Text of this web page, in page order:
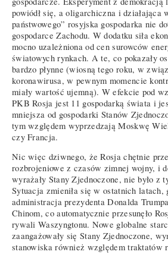
powiódł się, a oligarchiczna i działająca
państwowego” rosyjska gospodarka nie
gospodarce Zachodu. W dodatku siła
mocno uzależniona od cen surowców
światowych rynkach. A te, co pokazały
bardzo płynne (wiosną tego roku, w
koronawirusa, w pewnym momencie
miały wartość ujemną). W efekcie pod
PKB Rosja jest 11 gospodarką świata i
mniejsza od gospodarki Stanów
tym względem wyprzedzają Moskwę
czy Francja.
Nic więc dziwnego, że Rosja chętnie
rozbrojeniowe z czasów zimnej wojny, i
wyrażały Stany Zjednoczone, nie było z
Sytuacja zmieniła się w ostatnich latach,
administracja prezydenta Donalda
Chinom, co automatycznie przesunęło
rywali Waszyngtonu. Nowe globalne
zaangażowały się Stany Zjednoczone,
stanowiska również względem traktatów